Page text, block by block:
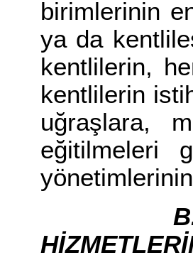
birimlerinin
ya da
kentlilerin,
kentlilerin
uğraşlara,
eğitilmeleri